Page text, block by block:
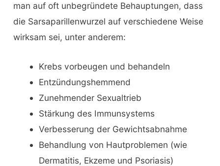
man auf oft unbegründete Behauptungen, dass
die Sarsaparillenwurzel auf verschiedene Weise
wirksam sei, unter anderem:
Krebs vorbeugen und behandeln
Entzündungshemmend
Zunehmender Sexualtrieb
Stärkung des Immunsystems
Verbesserung der Gewichtsabnahme
Behandlung von Hautproblemen (wie
Dermatitis, Ekzeme und Psoriasis)